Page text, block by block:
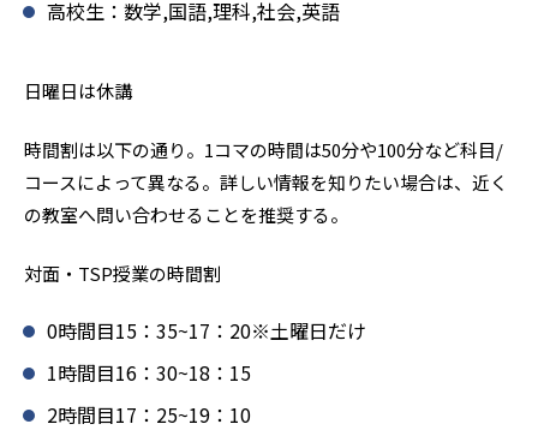
高校生：数学,国語,理科,社会,英語
日曜日は休講
時間割は以下の通り。1コマの時間は50分や100分など科目/
コースによって異なる。詳しい情報を知りたい場合は、近く
の教室へ問い合わせることを推奨する。
対面・TSP授業の時間割
0時間目15：35~17：20※土曜日だけ
1時間目16：30~18：15
2時間目17：25~19：10